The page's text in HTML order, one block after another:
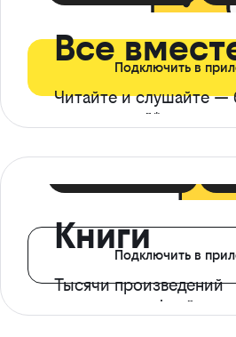
Все
Читайте и слушайте —
ограничений*
Подключить в
Книги
Тысячи произведений
с доступом офлайн
Подключить в